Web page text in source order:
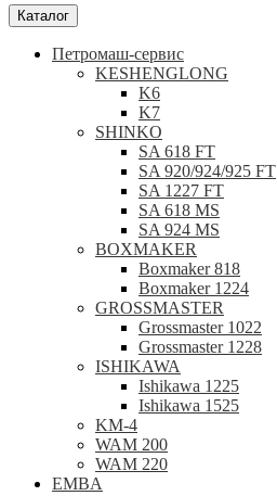
Каталог
Петромаш-сервис
KESHENGLONG
K6
K7
SHINKO
SA 618 FT
SA 920/924/925 FT
SA 1227 FT
SA 618 MS
SA 924 MS
BOXMAKER
Boxmaker 818
Boxmaker 1224
GROSSMASTER
Grossmaster 1022
Grossmaster 1228
ISHIKAWA
Ishikawa 1225
Ishikawa 1525
KM-4
WAM 200
WAM 220
EMBA